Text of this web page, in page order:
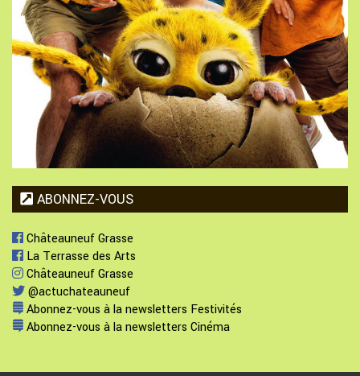
ABONNEZ-VOUS
Châteauneuf Grasse
La Terrasse des Arts
Châteauneuf Grasse
@actuchateauneuf
Abonnez-vous à la newsletters Festivités
Abonnez-vous à la newsletters Cinéma